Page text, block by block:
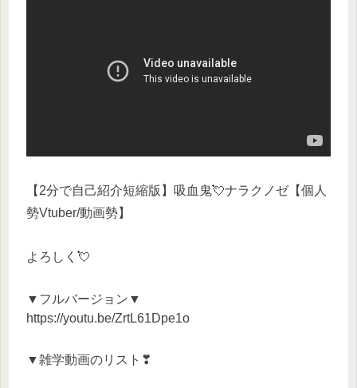
【2分で自己紹介短縮版】吸血鬼💘ナラクノゼ【個人
勢Vtuber/動画勢】
よろしく💘
▼フルバージョン▼
https://youtu.be/ZrtL61Dpe1o
▼雑学動画のリスト❣